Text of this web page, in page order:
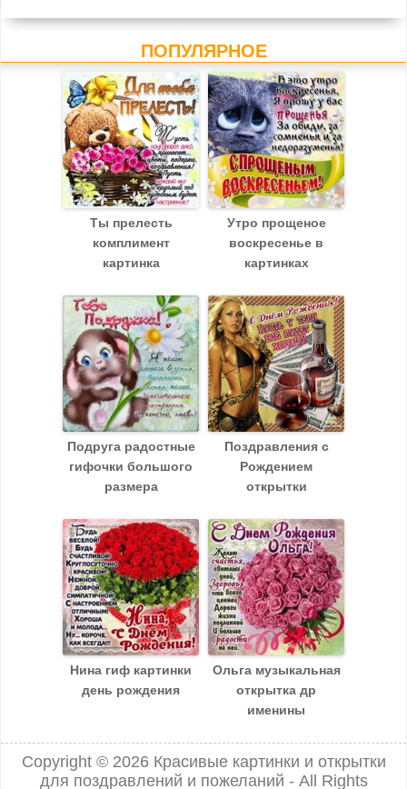
ПОПУЛЯРНОЕ
Ты прелесть
комплимент
картинка
Утро прощеное
воскресенье в
картинках
Подруга радостные
гифочки большого
размера
Поздравления с
Рождением
открытки
Нина гиф картинки
день рождения
Ольга музыкальная
открытка др
именины
Copyright © 2026 Красивые картинки и открытки
для поздравлений и пожеланий - All Rights